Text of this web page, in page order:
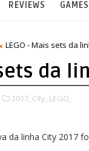
REVIEWS GAMES
LEGO - Mais sets da
da
2017, City, LEGO,
da linha City 2017